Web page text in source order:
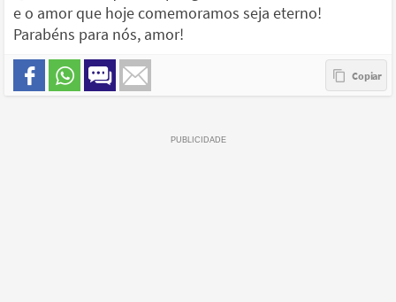
e o amor que hoje comemoramos seja eterno!
Parabéns para nós, amor!